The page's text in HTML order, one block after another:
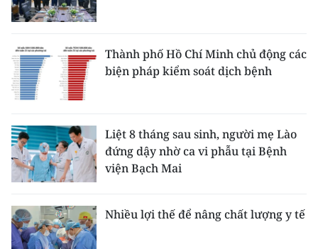
Thành phố Hồ Chí Minh chủ động các
biện pháp kiểm soát dịch bệnh
Liệt 8 tháng sau sinh, người mẹ Lào
đứng dậy nhờ ca vi phẫu tại Bệnh
viện Bạch Mai
Nhiều lợi thế để nâng chất lượng y tế